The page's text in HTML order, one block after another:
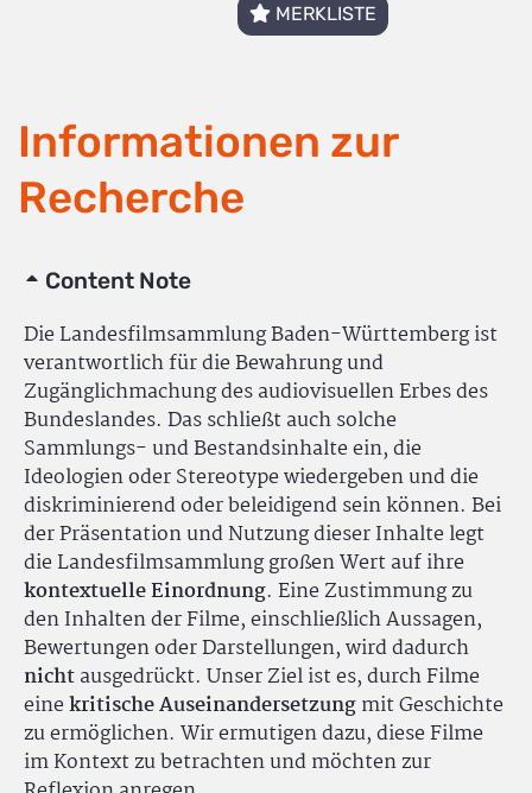
MERKLISTE
Informationen zur
Recherche
Content Note
Die Landesfilmsammlung Baden-Württemberg ist
verantwortlich für die Bewahrung und
Zugänglichmachung des audiovisuellen Erbes des
Bundeslandes. Das schließt auch solche
Sammlungs- und Bestandsinhalte ein, die
Ideologien oder Stereotype wiedergeben und die
diskriminierend oder beleidigend sein können. Bei
der Präsentation und Nutzung dieser Inhalte legt
die Landesfilmsammlung großen Wert auf ihre
kontextuelle Einordnung. Eine Zustimmung zu
den Inhalten der Filme, einschließlich Aussagen,
Bewertungen oder Darstellungen, wird dadurch
nichtausgedrückt. Unser Ziel ist es, durch Filme
einekritische Auseinandersetzungmit Geschichte
zu ermöglichen. Wir ermutigen dazu, diese Filme
im Kontext zu betrachten und möchten zur